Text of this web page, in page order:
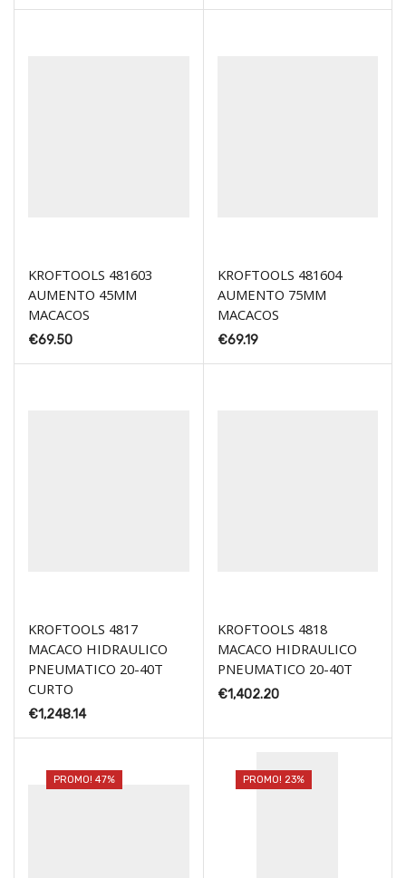
KROFTOOLS 481603
AUMENTO 45MM
MACACOS
€69.50
KROFTOOLS 481604
AUMENTO 75MM
MACACOS
€69.19
KROFTOOLS 4817
MACACO HIDRAULICO
PNEUMATICO 20-40T
CURTO
€1,248.14
KROFTOOLS 4818
MACACO HIDRAULICO
PNEUMATICO 20-40T
€1,402.20
PROMO! 47% PROMO! 23%